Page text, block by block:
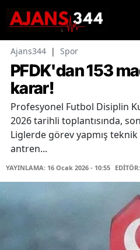
Ajans344 | Spor
PFDK'dan 153
karar!
Profesyonel Futbol Disiplin
2026 tarihli toplantısında,
Liglerde görev yapmış
antren...
YAYINLAMA: 16 Ocak 2026 - 10:55